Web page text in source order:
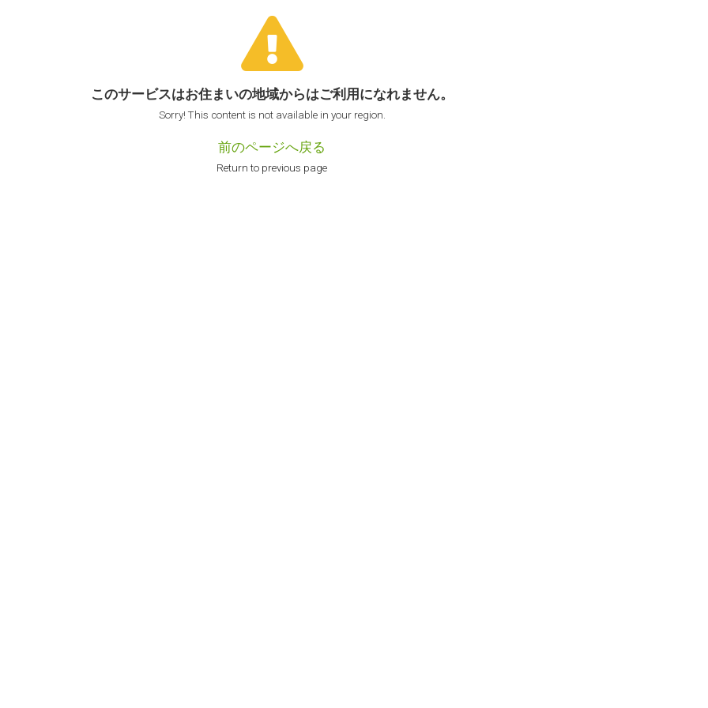
このサービスはお住まいの地域からはご利用になれません。
Sorry! This content is not available in your region.
前のページへ戻る
Return to previous page